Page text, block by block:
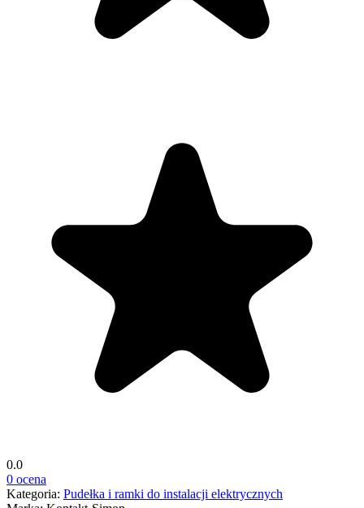
0.0
0 ocena
Kategoria: Pudełka i ramki do instalacji elektrycznych